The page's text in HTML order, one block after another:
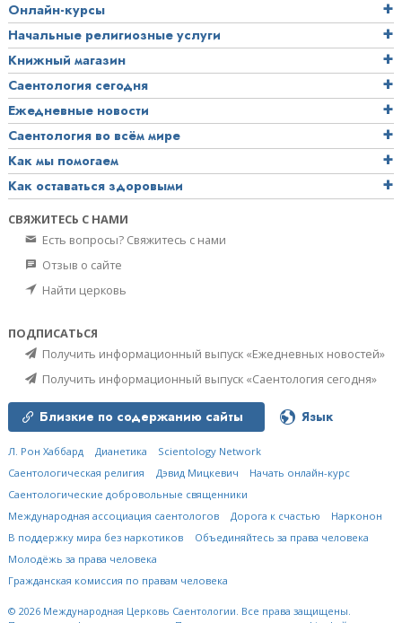
Онлайн-курсы
Начальные религиозные услуги
Книжный магазин
Саентология сегодня
Ежедневные новости
Саентология во всём мире
Как мы помогаем
Как оставаться здоровыми
СВЯЖИТЕСЬ С НАМИ
Есть вопросы? Свяжитесь с нами
Отзыв о сайте
Найти церковь
ПОДПИСАТЬСЯ
Получить информационный выпуск «Ежедневных новостей»
Получить информационный выпуск «Саентология сегодня»
Близкие по содержанию сайты Язык
Л. Рон Хаббард Дианетика
Scientology Network
Саентологическая религия
Дэвид Мицкевич
Начать онлайн-курс
Саентологические добровольные священники
Международная ассоциация саентологов
Дорога к счастью
Нарконон
В поддержку мира без наркотиков
Объединяйтесь за права человека
Молодёжь за права человека
Гражданская комиссия по правам человека
© 2026 Международная Церковь Саентологии. Все права защищены.